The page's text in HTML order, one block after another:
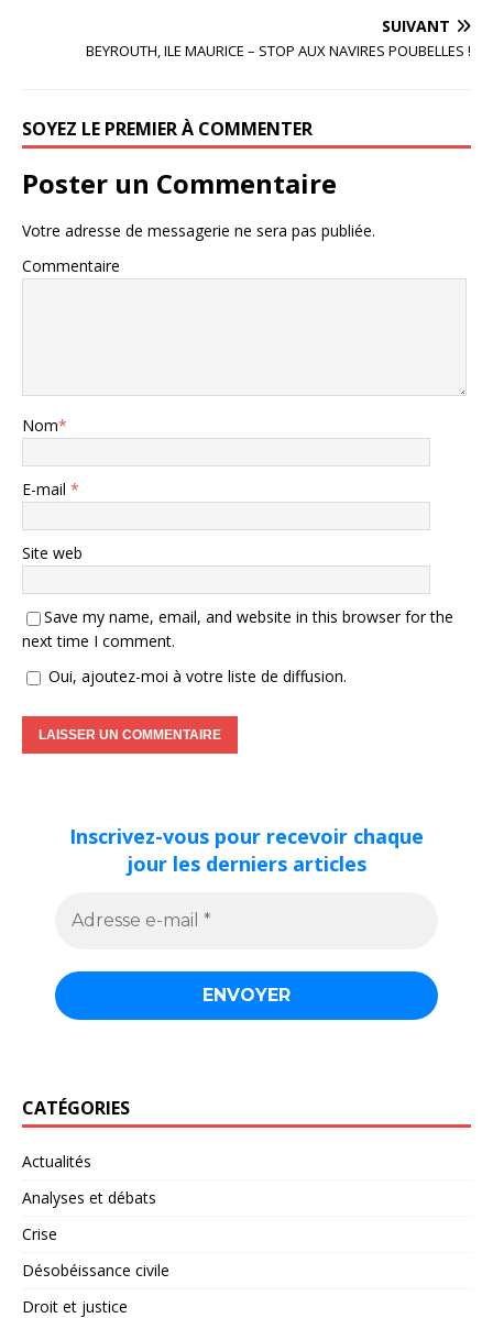
SUIVANT
BEYROUTH, ILE MAURICE – STOP AUX NAVIRES POUBELLES !
SOYEZ LE PREMIER À COMMENTER
Poster un Commentaire
Votre adresse de messagerie ne sera pas publiée.
Commentaire
Nom*
E-mail *
Site web
Save my name, email, and website in this browser for the
next time I comment.
Oui, ajoutez-moi à votre liste de diffusion.
Inscrivez-vous pour recevoir chaque
jour les derniers articles
CATÉGORIES
Actualités
Analyses et débats
Crise
Désobéissance civile
Droit et justice